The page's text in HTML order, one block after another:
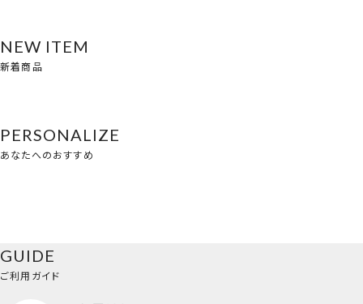
NEW ITEM
新着商品
PERSONALIZE
あなたへのおすすめ
GUIDE
ご利用ガイド